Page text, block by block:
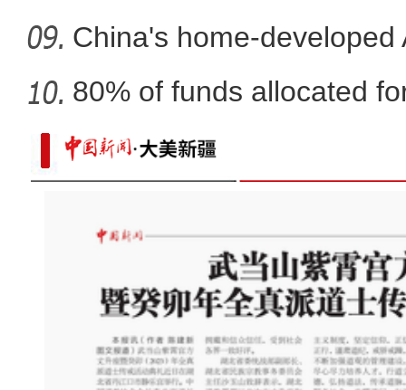
co
China's home-
80% of funds allocated